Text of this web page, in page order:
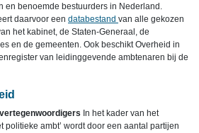
en benoemde bestuurders in Nederland.
daarvoor een databestand van alle gekozen
het kabinet, de Staten-Generaal, de
en de gemeenten. Ook beschikt Overheid in
van leidinggevende ambtenaren bij de
In het kader van het
politieke ambt’ wordt door een aantal partijen